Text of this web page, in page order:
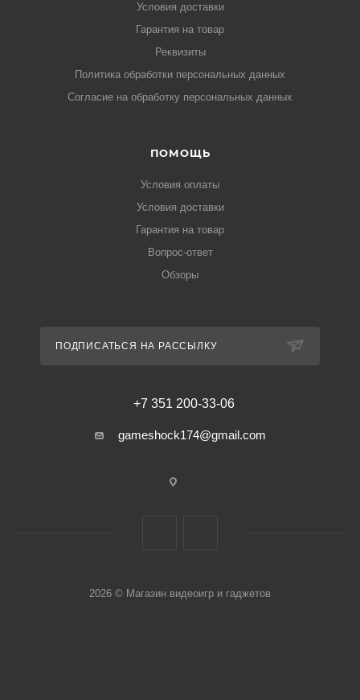
Условия доставки
Гарантия на товар
Реквизиты
Политика обработки персональных данных
Согласие на обработку персональных данных
ПОМОЩЬ
Условия оплаты
Условия доставки
Гарантия на товар
Вопрос-ответ
Обзоры
ПОДПИСАТЬСЯ НА РАССЫЛКУ
+7 351 200-33-06
gameshock174@gmail.com
2026 © Магазин видеоигр и гаджетов